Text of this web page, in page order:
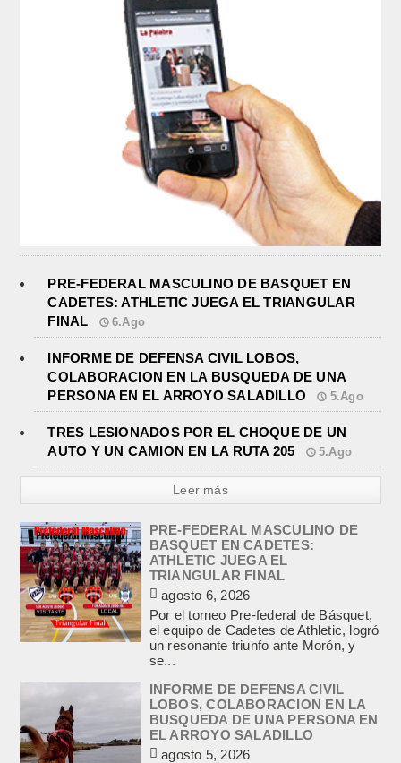
PRE-FEDERAL MASCULINO DE BASQUET EN
CADETES: ATHLETIC JUEGA EL TRIANGULAR
FINAL
6.Ago
INFORME DE DEFENSA CIVIL LOBOS,
COLABORACION EN LA BUSQUEDA DE UNA
PERSONA EN EL ARROYO SALADILLO
5.Ago
TRES LESIONADOS POR EL CHOQUE DE UN
AUTO Y UN CAMION EN LA RUTA 205
5.Ago
Leer más
PRE-FEDERAL MASCULINO DE
BASQUET EN CADETES:
ATHLETIC JUEGA EL
TRIANGULAR FINAL
agosto 6, 2026
Por el torneo Pre-federal de Básquet,
el equipo de Cadetes de Athletic, logró
un resonante triunfo ante Morón, y
se...
INFORME DE DEFENSA CIVIL
LOBOS, COLABORACION EN LA
BUSQUEDA DE UNA PERSONA EN
EL ARROYO SALADILLO
agosto 5, 2026